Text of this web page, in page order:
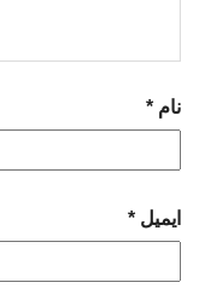
نام *
ایمیل *